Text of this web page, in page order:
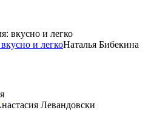
и легкоНаталья Бибекина
Левандовски